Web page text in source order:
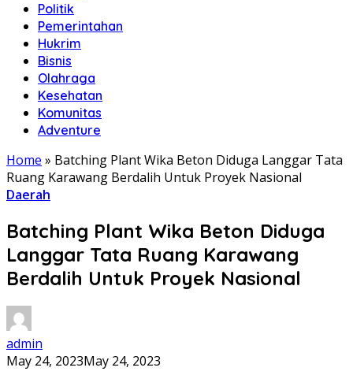
Politik
Pemerintahan
Hukrim
Bisnis
Olahraga
Kesehatan
Komunitas
Adventure
Home » Batching Plant Wika Beton Diduga Langgar Tata
Ruang Karawang Berdalih Untuk Proyek Nasional
Daerah
Batching Plant Wika Beton Diduga
Langgar Tata Ruang Karawang
Berdalih Untuk Proyek Nasional
admin
May 24, 2023May 24, 2023